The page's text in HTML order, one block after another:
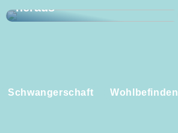
heraus
Schwangerschaft Wohlbefinden